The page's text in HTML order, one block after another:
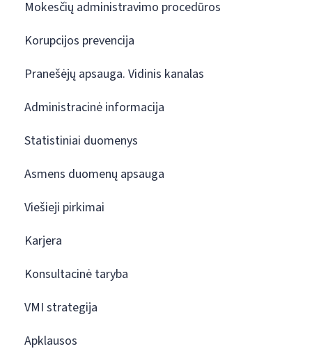
Mokesčių administravimo procedūros
Korupcijos prevencija
Pranešėjų apsauga. Vidinis kanalas
Administracinė informacija
Statistiniai duomenys
Asmens duomenų apsauga
Viešieji pirkimai
Karjera
Konsultacinė taryba
VMI strategija
Apklausos